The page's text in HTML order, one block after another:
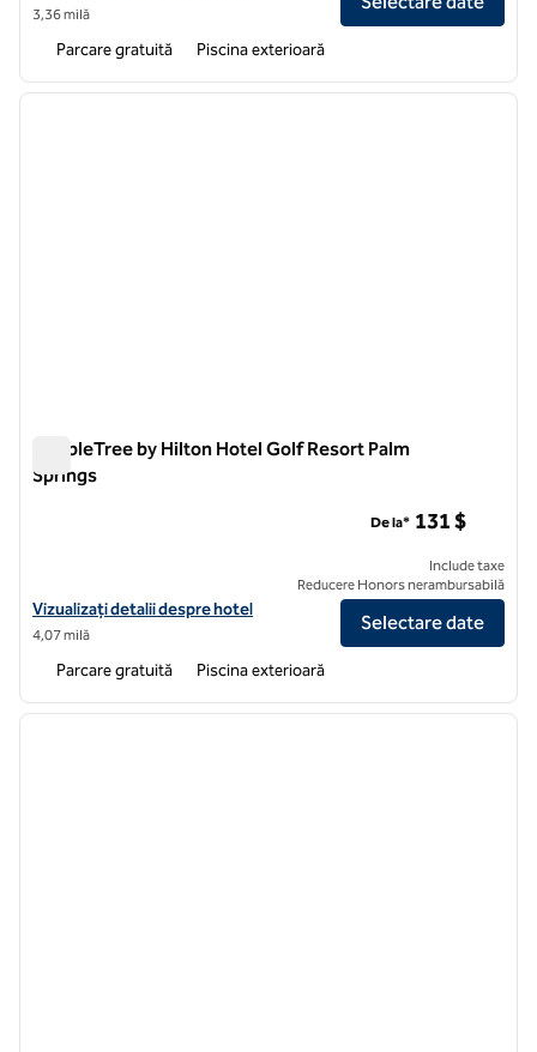
3,36 milă
Parcare gratuită Piscina exterioară
1 din 12
DoubleTree by Hilton Hotel Golf Resort Palm
Springs
Vizualizați detaliile hotelului DoubleTree by Hilton Hotel Golf Resort
Vizualizați detalii despre hotel
4,07 milă
De la* 131 $
Include taxe
Reducere Honors nerambursabilă
Selectare date
Parcare gratuită Piscina exterioară
1 din 12